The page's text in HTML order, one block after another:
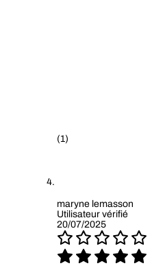
(1)
maryne lemasson
Utilisateur vérifié
20/07/2025